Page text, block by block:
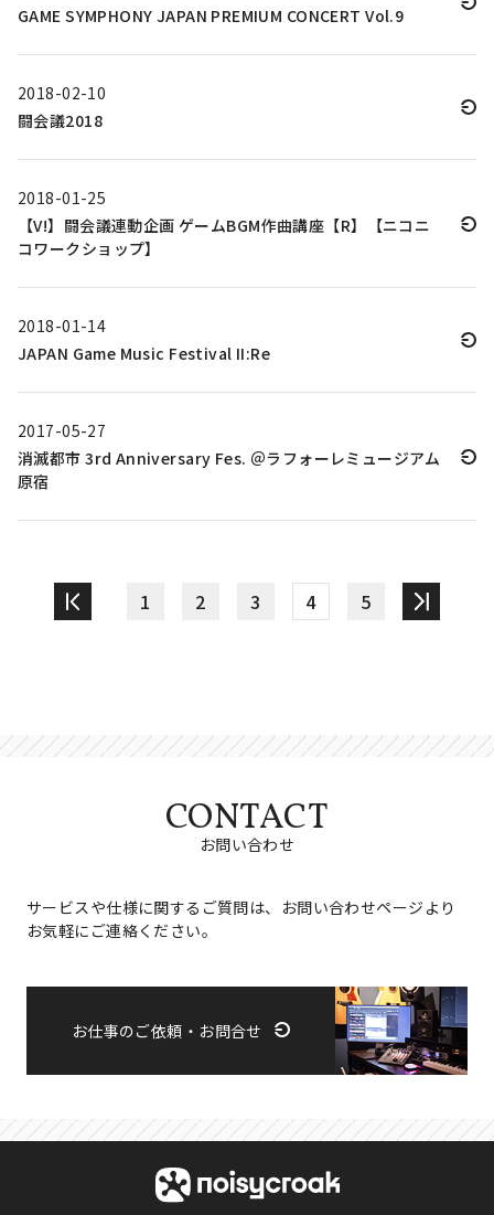
GAME SYMPHONY JAPAN PREMIUM CONCERT Vol.9
2018-02-10
闘会議2018
2018-01-25
【V!】闘会議連動企画 ゲームBGM作曲講座【R】【ニコニ
コワークショップ】
2018-01-14
JAPAN Game Music Festival II:Re
2017-05-27
消滅都市 3rd Anniversary Fes. ＠ラフォーレミュージアム
原宿
1 2 3 4 5
CONTACT
お問い合わせ
サービスや仕様に関するご質問は、お問い合わせページより
お気軽にご連絡ください。
お仕事のご依頼・お問合せ